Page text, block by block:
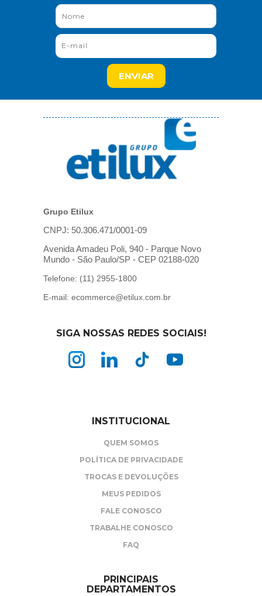
Grupo Etilux
CNPJ: 50.306.471/0001-09
Avenida Amadeu Poli, 940 - Parque Novo
Mundo - São Paulo/SP - CEP 02188-020
Telefone: (11) 2955-1800
E-mail: ecommerce@etilux.com.br
SIGA NOSSAS REDES SOCIAIS!
INSTITUCIONAL
QUEM SOMOS
POLÍTICA DE PRIVACIDADE
TROCAS E DEVOLUÇÕES
MEUS PEDIDOS
FALE CONOSCO
TRABALHE CONOSCO
FAQ
PRINCIPAIS
DEPARTAMENTOS